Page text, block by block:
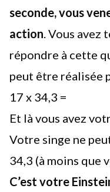
seconde, vous
action . Vous
répondre à cette
peut être réalisée
17 x 34,3 =
Et là vous avez
Votre singe ne
34,3 (à moins que
C’est votre